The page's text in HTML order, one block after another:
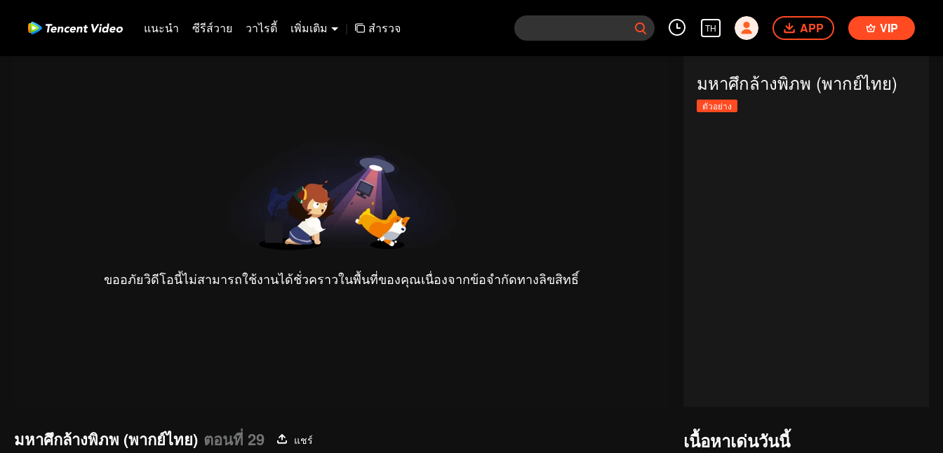
แนะนำ ซีรีส์วาย วาไรตี้ เพิ่มเติม | สำรวจ TH APP VIP
ขออภัยวิดีโอนี้ไม่สามารถใช้งานได้ชั่วคราวในพื้นที่ของคุณเนื่องจากข้อจำกัดทางลิขสิทธิ์
มหาศึกล้างพิภพ (พากย์ไทย)
ตัวอย่าง
มหาศึกล้างพิภพ (พากย์ไทย) ตอนที่ 29
แชร์
เนื้อหาเด่นวันนี้